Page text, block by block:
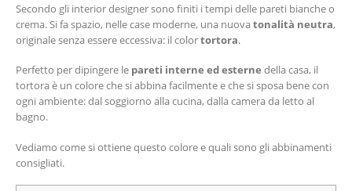
Secondo gli interior designer sono finiti i tempi delle pareti bianche o
crema. Si fa spazio, nelle case moderne, una nuovatonalità neutra,
originale senza essere eccessiva: il colortortora.
Perfetto per dipingere le pareti interne ed esterne della casa, il
tortora è un colore che si abbina facilmente e che si sposa bene con
ogni ambiente: dal soggiorno alla cucina, dalla camera da letto al
bagno.
Vediamo come si ottiene questo colore e quali sono gli abbinamenti
consigliati.